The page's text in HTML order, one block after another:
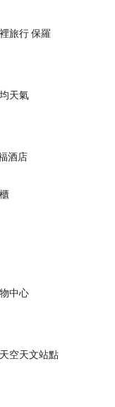
旅行 保羅
天氣
酒店
中心
空天文站點